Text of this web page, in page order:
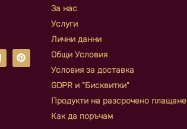
За нас
Услуги
Лични данни
Общи Условия
Условия за доставка
GDPR и "Бисквитки"
Продукти на разсрочено плащане
Как да поръчам